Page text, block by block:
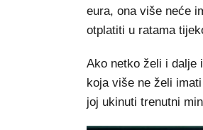
eura, ona više neće
otplatiti u ratama
Ako netko želi i dalje
koja više ne želi
joj ukinuti trenutni